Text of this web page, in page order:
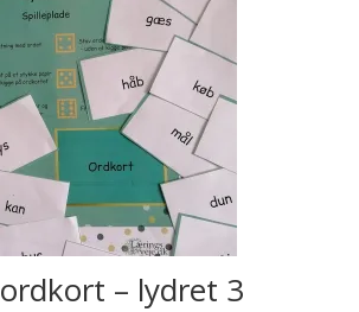
– lydret 3